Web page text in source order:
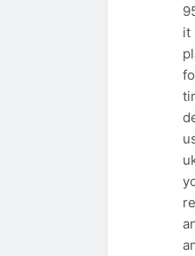
it